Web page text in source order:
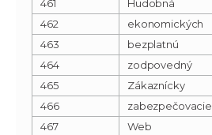
461
Hudobná
462
ekonomických
463
bezplatnú
464
zodpovedný
465
Zákaznícky
466
zabezpečovacie
467
Web